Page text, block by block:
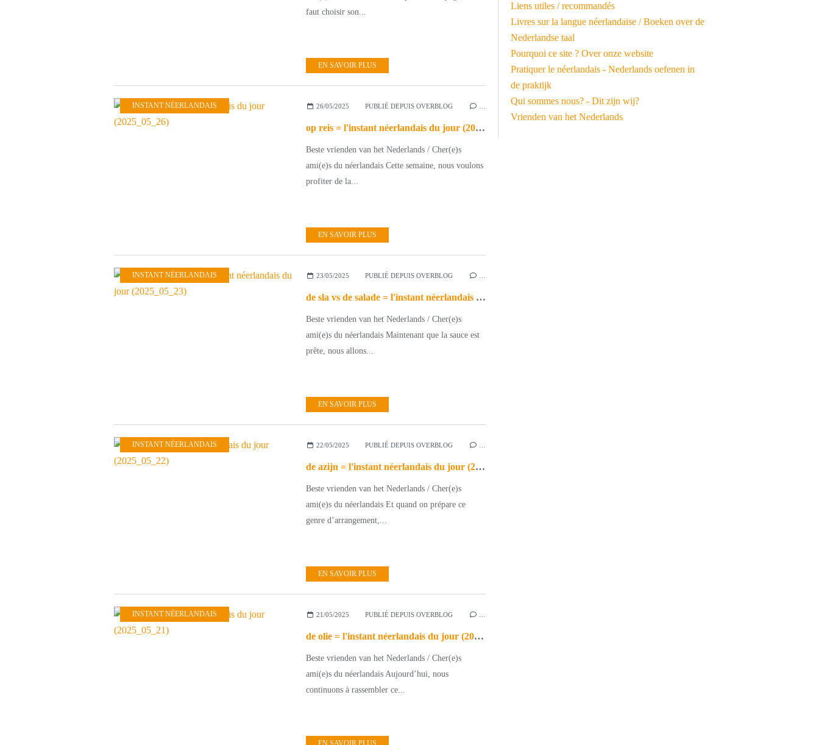
faut choisir son...
EN SAVOIR PLUS
INSTANT NÉERLANDAIS 26/05/2025 PUBLIÉ DEPUIS OVERBLOG
op reis = l'instant néerlandais du jour (2025_05_26)
Beste vrienden van het Nederlands / Cher(e)s
ami(e)s du néerlandais Cette semaine, nous voulons
profiter de la...
EN SAVOIR PLUS
INSTANT NÉERLANDAIS 23/05/2025 PUBLIÉ DEPUIS OVERBLOG
de sla vs de salade = l'instant néerlandais du jour (2025_05_23)
Beste vrienden van het Nederlands / Cher(e)s
ami(e)s du néerlandais Maintenant que la sauce est
prête, nous allons...
EN SAVOIR PLUS
INSTANT NÉERLANDAIS 22/05/2025 PUBLIÉ DEPUIS OVERBLOG
de azijn = l'instant néerlandais du jour (2025_05_22)
Beste vrienden van het Nederlands / Cher(e)s
ami(e)s du néerlandais Et quand on prépare ce
genre d’arrangement,...
EN SAVOIR PLUS
INSTANT NÉERLANDAIS 21/05/2025 PUBLIÉ DEPUIS OVERBLOG
de olie = l'instant néerlandais du jour (2025_05_21)
Beste vrienden van het Nederlands / Cher(e)s
ami(e)s du néerlandais Aujourd’hui, nous
continuons à rassembler ce...
EN SAVOIR PLUS
Liens utiles / recommandés
Livres sur la langue néerlandaise / Boeken over de
Nederlandse taal
Pourquoi ce site ? Over onze website
Pratiquer le néerlandais - Nederlands oefenen in
de praktijk
Qui sommes nous? - Dit zijn wij?
Vrienden van het Nederlands